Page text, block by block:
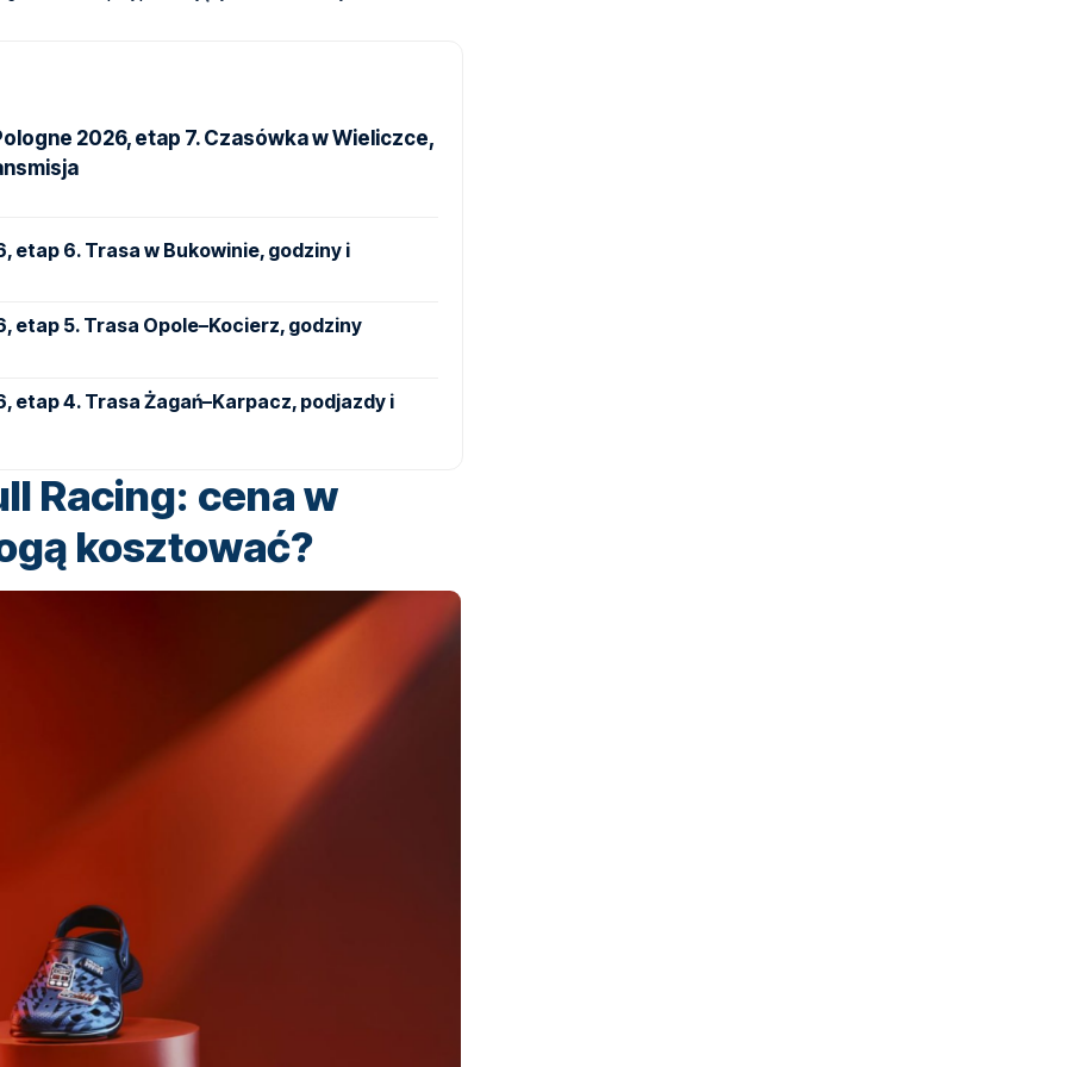
2026, etap 7. Czasówka w Wieliczce,
etap 6. Trasa w Bukowinie, godziny i
etap 5. Trasa Opole–Kocierz, godziny
etap 4. Trasa Żagań–Karpacz, podjazdy i
Racing: cena w
kosztować?